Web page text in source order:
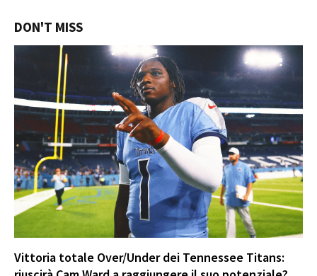
DON'T MISS
Vittoria totale Over/Under dei Tennessee Titans: